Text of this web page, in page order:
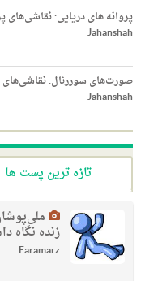
پروانه های دریایی: نقاشی‌های
Jahanshah
صورت‌های سوررئال: نقاشی‌های
Jahanshah
تازه ترین پست ها
زنده نگاه
Faramarz